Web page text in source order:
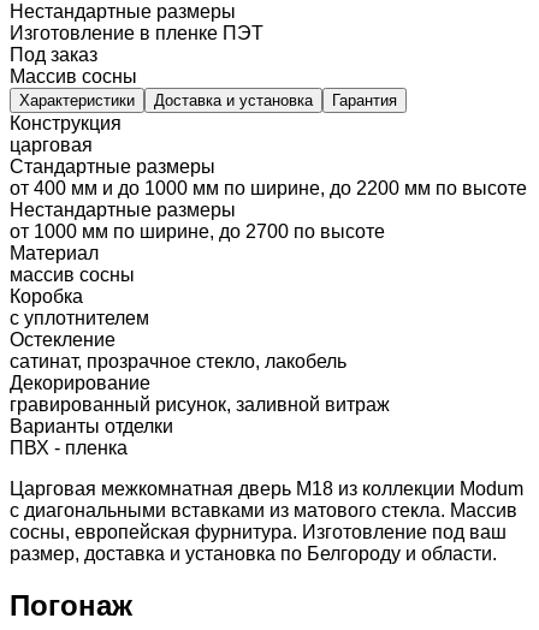
Нестандартные размеры
Изготовление в пленке ПЭТ
Под заказ
Массив сосны
Характеристики Доставка и установка Гарантия
Конструкция
царговая
Стандартные размеры
от 400 мм и до 1000 мм по ширине, до 2200 мм по высоте
Нестандартные размеры
от 1000 мм по ширине, до 2700 по высоте
Материал
массив сосны
Коробка
с уплотнителем
Остекление
сатинат, прозрачное стекло, лакобель
Декорирование
гравированный рисунок, заливной витраж
Варианты отделки
ПВХ - пленка
Царговая межкомнатная дверь M18 из коллекции Modum
с диагональными вставками из матового стекла. Массив
сосны, европейская фурнитура. Изготовление под ваш
размер, доставка и установка по Белгороду и области.
Погонаж